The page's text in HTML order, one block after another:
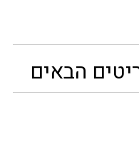
הבאים